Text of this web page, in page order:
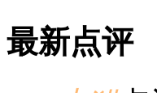
最新点评